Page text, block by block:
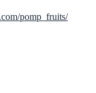
pomp_fruits/